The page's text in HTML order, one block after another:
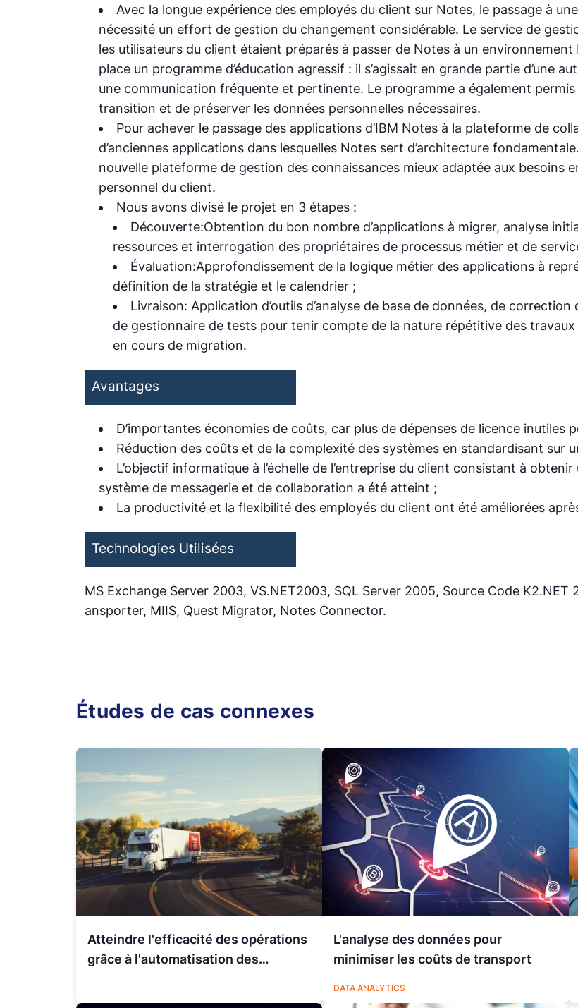
Avec la longue expérience des employés du client sur Notes, le passage à
nécessité un effort de gestion du changement considérable. Le service de
les utilisateurs du client étaient préparés à passer de Notes à un
place un programme d’éducation agressif : il s’agissait en grande partie d’une
une communication fréquente et pertinente. Le programme a également
transition et de préserver les données personnelles nécessaires.
Pour achever le passage des applications d’IBM Notes à la plateforme de
d’anciennes applications dans lesquelles Notes sert d’architecture
nouvelle plateforme de gestion des connaissances mieux adaptée aux besoins
personnel du client.
Nous avons divisé le projet en 3 étapes :
Découverte:Obtention du bon nombre d’applications à migrer, analyse
ressources et interrogation des propriétaires de processus métier et de
Évaluation:Approfondissement de la logique métier des applications à
définition de la stratégie et le calendrier ;
Livraison: Application d’outils d’analyse de base de données, de
de gestionnaire de tests pour tenir compte de la nature répétitive des
en cours de migration.
Avantages
D’importantes économies de coûts, car plus de dépenses de licence inutiles
Réduction des coûts et de la complexité des systèmes en standardisant sur
L’objectif informatique à l’échelle de l’entreprise du client consistant à
système de messagerie et de collaboration a été atteint ;
La productivité et la flexibilité des employés du client ont été améliorées
Technologies Utilisées
MS Exchange Server 2003, VS.NET2003, SQL Server 2005, Source Code
ansporter, MIIS, Quest Migrator, Notes Connector.
Études de cas connexes
Atteindre l'efficacité des opérations
grâce à l'automatisation des
L'analyse des données pour
minimiser les coûts de transport
LOGISTIQUE
DATA ANALYTICS